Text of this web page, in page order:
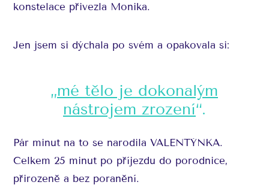
konstelace přivezla Monika.
Jen jsem si dýchala po svém a opakovala si:
„mé tělo je dokonalým
nástrojem zrození“.
Pár minut na to se narodila VALENTÝNKA.
Celkem 25 minut po příjezdu do porodnice,
přirozeně a bez poranění.